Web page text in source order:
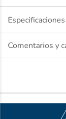
Especificaciones
Comentarios y